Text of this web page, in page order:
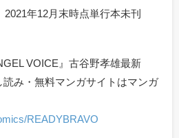
年12月末時点単行本未刊
VOICE』古谷野孝雄最新
み・無料マンガサイトはマンガ
READYBRAVO